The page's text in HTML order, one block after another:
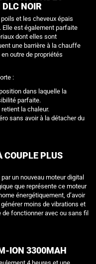
NOIR
et les cheveux épais
est également parfaite
dont elles sont
une barrière à la chauffe
outre de propriétés
:
dans laquelle la
parfaite.
la chaleur.
sans avoir à la détacher du
COUPLE PLUS
un nouveau moteur digital
que représente ce moteur
énergétiquement, d’avoir
moins de vibrations et
de fonctionner avec ou sans fil
ION 3300MAH
4 heures et une